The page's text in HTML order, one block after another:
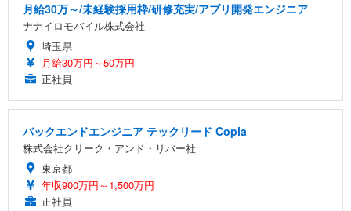
月給30万～/未経験採用枠/研修充実/アプリ開発エンジニア
ナナイロモバイル株式会社
埼玉県
月給30万円～50万円
正社員
バックエンドエンジニア テックリード Copia
株式会社クリーク・アンド・リバー社
東京都
年収900万円～1,500万円
正社員